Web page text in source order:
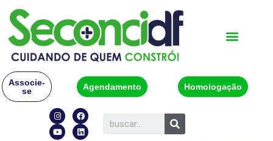
Associe-
se
Agendamento Homologação